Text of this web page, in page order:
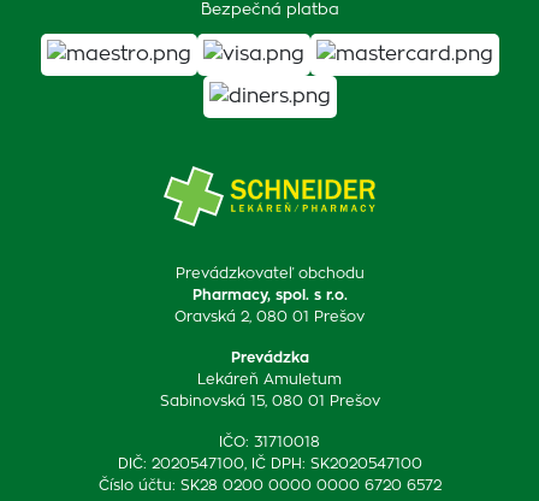
Prevádzkovateľ obchodu
Pharmacy, spol. s r.o.
Oravská 2, 080 01 Prešov
Prevádzka
Lekáreň Amuletum
Sabinovská 15, 080 01 Prešov
IČO: 31710018
DIČ: 2020547100, IČ DPH: SK2020547100
Číslo účtu: SK28 0200 0000 0000 6720 6572
Bezpečná platba